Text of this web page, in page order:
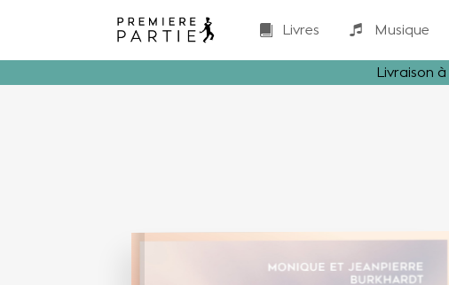
Livres Musique
Livraison